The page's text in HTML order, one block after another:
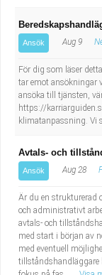
Ansök Aug 9
För dig som läser
tar emot ansökningar
ansöka till tjänsten,
https://
klimatanpassning. Vi
Avtals- och
Ansök Aug 28
Är du en strukturerad
och administrativt
avtals- och
med start i början av
med eventuell
tillståndshandläggare